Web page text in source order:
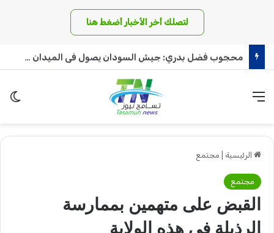
لتصلك أخر الأخبار أضغط هنا
محجوب فضل بدري: جيش السودان يصول فى الميدان ويُشكِّل الوجدان
القائمة
الرئيسية مجتمع
مجتمع
القبض على متهمين بممارسة
الرذيلة في هذه الولاية